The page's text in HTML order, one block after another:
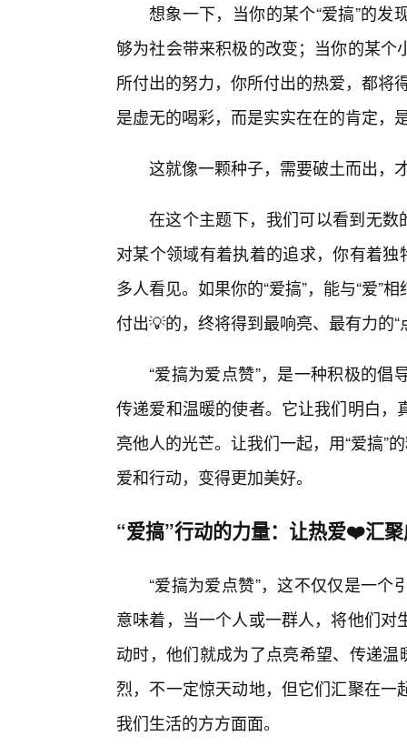
想象一下，当你的某个“爱搞”的
够为社会带来积极的改变；当你的某
所付出的努力，你所付出的热爱，都将
是虚无的喝彩，而是实实在在的肯定，
这就像一颗种子，需要破土而出，
在这个主题下，我们可以看到无数
对某个领域有着执着的追求，你有着
多人看见。如果你的“爱搞”，能与“爱”
付出💡的，终将得到最响亮、最有力的“
“爱搞为爱点赞”，是一种积极的
传递爱和温暖的使者。它让我们明白
亮他人的光芒。让我们一起，用“爱搞”
爱和行动，变得更加美好。
“爱搞”行动的力量：让热爱❤️汇
“爱搞为爱点赞”，这不仅仅是一
意味着，当一个人或一群人，将他们
动时，他们就成为了点亮希望、传递
烈，不一定惊天动地，但它们汇聚在
我们生活的方方面面。